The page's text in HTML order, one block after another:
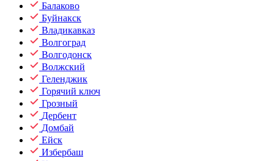
Балаково
Буйнакск
Владикавказ
Волгоград
Волгодонск
Волжский
Геленджик
Горячий ключ
Грозный
Дербент
Домбай
Ейск
Избербаш